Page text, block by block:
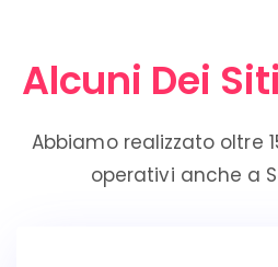
Alcuni Dei
Abbiamo realizzato oltre
operativi anche a